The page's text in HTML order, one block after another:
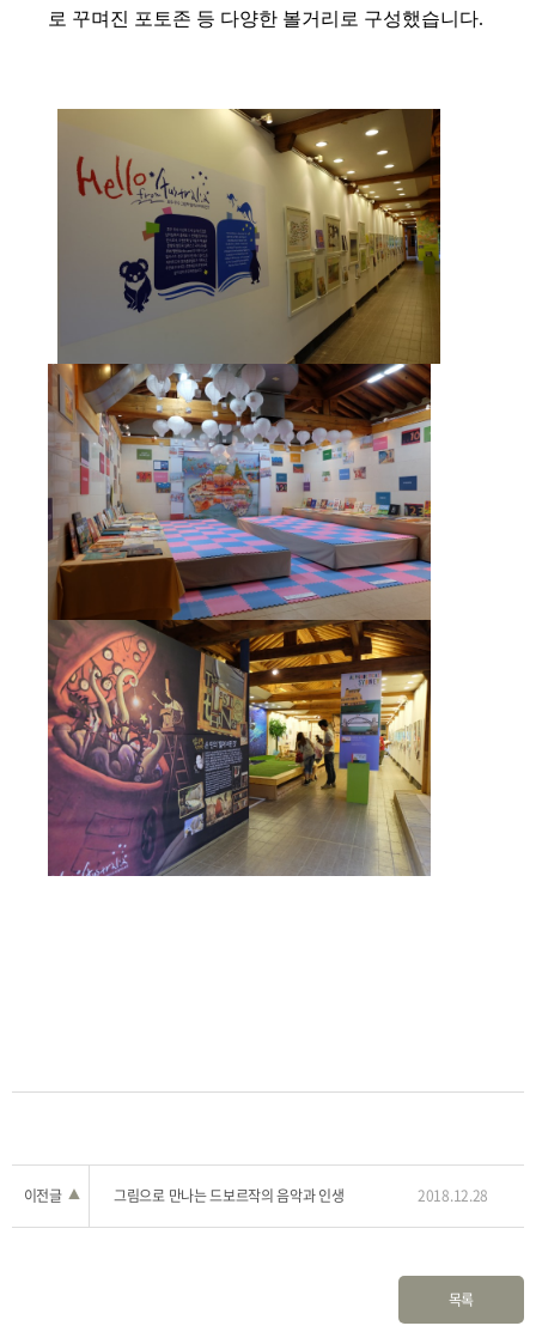
로 꾸며진 포토존 등 다양한 볼거리로 구성했습니다.
이전글 ▲ 그림으로 만나는 드보르작의 음악과 인생 2018.12.28
목록